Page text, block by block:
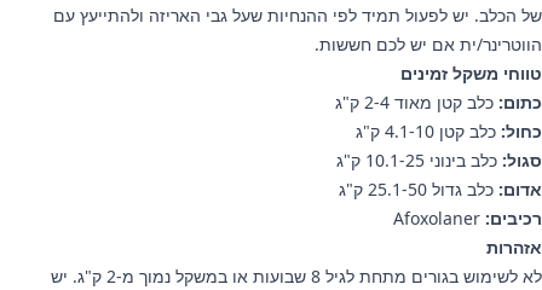
של הכלב. יש לפעול תמיד לפי ההנחיות שעל גבי האריזה ולהתייעץ עם
הווטרינר/ית אם יש לכם חששות.
טווחי משקל זמינים
כתום: כלב קטן מאוד 2-4 ק"ג
כחול: כלב קטן 4.1-10 ק"ג
סגול: כלב בינוני 10.1-25 ק"ג
אדום: כלב גדול 25.1-50 ק"ג
רכיבים: Afoxolaner
אזהרות
לא לשימוש בגורים מתחת לגיל 8 שבועות או במשקל נמוך מ-2 ק"ג. יש